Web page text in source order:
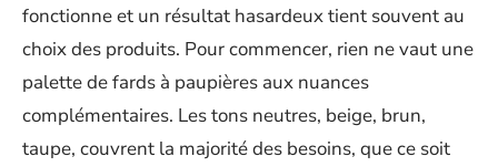
fonctionne et un résultat hasardeux tient souvent au
choix des produits. Pour commencer, rien ne vaut une
palette de fards à paupières aux nuances
complémentaires. Les tons neutres, beige, brun,
taupe, couvrent la majorité des besoins, que ce soit